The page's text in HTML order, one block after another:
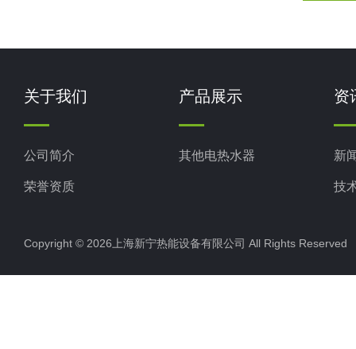
关于我们
公司简介
荣誉资质
产品展示
其他电热水器
资
新
技
Copyright © 2026上海新宁热能设备有限公司 All Rights